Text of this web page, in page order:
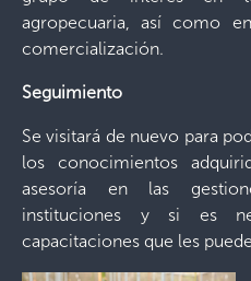
agropecuaria, así como
comercialización.
Seguimiento
Se visitará de nuevo para
los conocimientos
asesoría en las
instituciones y si es
capacitaciones que les